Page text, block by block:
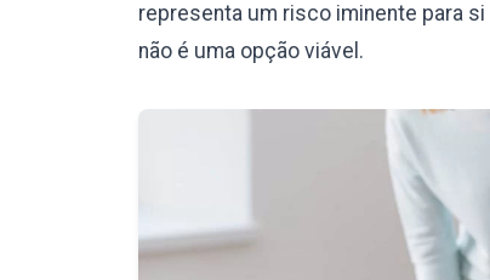
representa um risco iminente para
não é uma opção viável.